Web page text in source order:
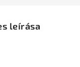
leírása